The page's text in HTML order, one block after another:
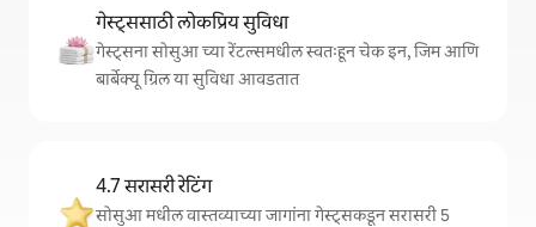
गेस्ट्ससाठी लोकप्रिय सुविधा
गेस्ट्सना सोसुआ च्या रेंटल्समधील स्वतःहून चेक इन, जिम आणि
बार्बेक्यू ग्रिल या सुविधा आवडतात
4.7 सरासरी रेटिंग
सोसुआ मधील वास्तव्याच्या जागांना गेस्ट्सकडून सरासरी 5